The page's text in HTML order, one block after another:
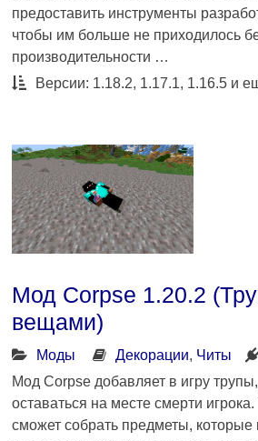
предоставить инструменты
чтобы им больше не приходилось
производительности …
Версии: 1.18.2, 1.17.1, 1.16.5 и
Мод Corpse 1.20.2
вещами)
Моды Декорации, Читы
Мод Corpse добавляет в игру
оставаться на месте смерти
сможет собрать предметы, которые